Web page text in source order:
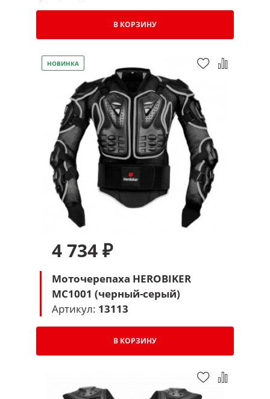
В КОРЗИНУ
НОВИНКА
4 734 ₽
Моточерепаха HEROBIKER
MC1001 (черный-серый)
Артикул: 13113
В КОРЗИНУ